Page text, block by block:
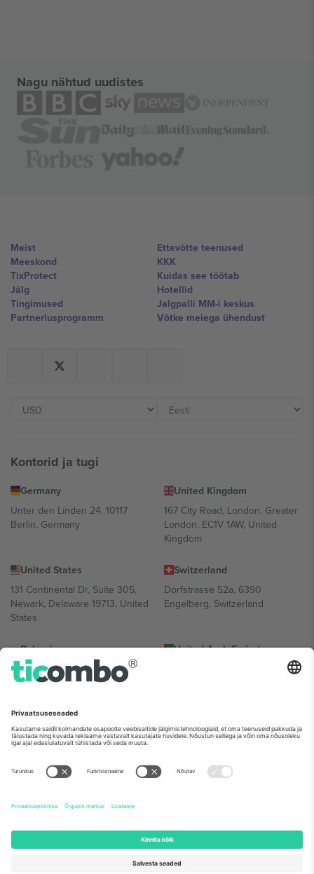
Nagu nähtud uudistes
Meist
Meeskond
TixProtect
Jälg
Tingimused
Partnerlusprogramm
Ettevõtte teenused
KKK
Kuidas see töötab
Hotellid
Jalgpalli MM-i keskus
Võtke meiega ühendust
Kontorid ja tugi
Germany
Unter den Linden 24, 10117
Berlin, Germany
United Kingdom
167 City Road, London, Greater
London, EC1V 1AW, United
Kingdom
United States
131 Continental Dr, Suite 305,
Newark, Delaware 19713, United
States
Switzerland
Dorfstrasse 52a, 6390
Engelberg, Switzerland
Bulgaria
Regus Sofia City West, bul
Totleben 53-55, 1606 Sofia,
United Arab Emirates
UAE Dubai Silicon Oasis, DDP
Mexico
Av Chapultepec 360, Roma
Norte, Cuauhtémoc, 06700
Ciudad de México, CDMX,
sündmusest ja/või domeenist. Detailide jaoks vaata konkreetse
sündmuse lehte, impressumit ja tingimusi.,
2026 Ticombo. Kõik õigused kaitstud.